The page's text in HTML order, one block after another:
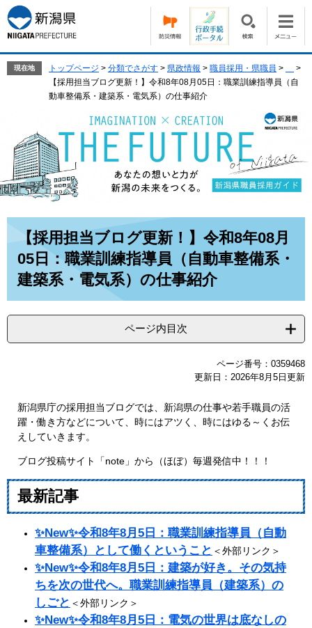
ー
ジ
の
ニ
ュ
ー
現在地 トップページ > 分類でさがす > 県政情報 > 職員採用・県職員 >
>
【採用担当ブログ更新！】令和8年08月05日：職業訓練指導員（自
動車整備系・建築系・電気系）の仕事紹介
【採用担当ブログ更新！】令和8年08月
05日：職業訓練指導員（自動車整備系・
建築系・電気系）の仕事紹介
ページ内目次
ページ番号：0359468
更新日：2026年8月5日更新
新潟県庁の採用担当ブログでは、新潟県の仕事や若手職員の活
躍・働き方などについて、時にはアツく、時にはゆる～くお伝
えしていきます。
ブログ投稿サイト「note」から（ほぼ）毎週発信中！！！
最新記事
✨New✨令和8年8月5日：職業訓練指導員（自動
車整備系）として働くということ ＜外部リンク＞
✨New✨令和8年8月5日：建築が好き。その気持
ちを次の世代へ。職業訓練指導員（建築系）の
しごと ＜外部リンク＞
✨New✨令和8年8月5日：電気の世界は底なしの